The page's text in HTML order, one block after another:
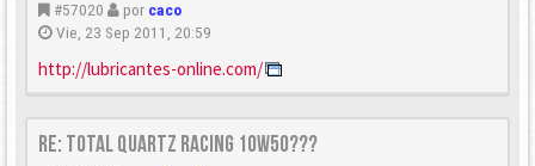
#57020 por caco
Vie, 23 Sep 2011, 20:59
http://lubricantes-online.com/
Re: TOTAL Quartz racing 10W50???